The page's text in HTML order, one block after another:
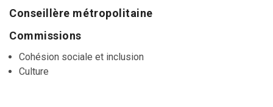
Conseillère métropolitaine
Commissions
Cohésion sociale et inclusion
Culture